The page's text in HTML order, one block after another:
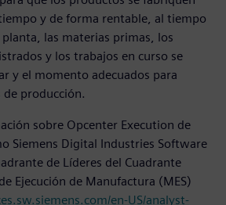
y de forma rentable, al tiempo
las materias primas, los
y los trabajos en curso se
y el momento adecuados para
de producción.
sobre Opcenter Execution de
Siemens Digital Industries Software
de Líderes del Cuadrante
Ejecución de Manufactura (MES)
en-US/analyst-